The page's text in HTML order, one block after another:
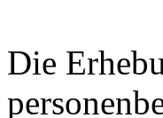
Die